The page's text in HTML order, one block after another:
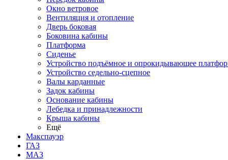
Окно ветровое
Вентиляция и отопление
Дверь боковая
Боковина кабины
Платформа
Сиденье
Устройство подъёмное и опрокидывающее
Устройство седельно-сцепное
Валы карданные
Задок кабины
Основание кабины
Лебедка и принадлежности
Крыша кабины
Ещё
Макспауэр
ГАЗ
МАЗ